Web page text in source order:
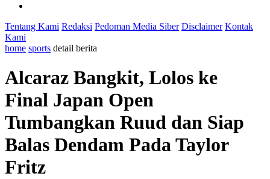
Tentang Kami Redaksi Pedoman Media Siber Disclaimer Kontak
Kami
home sports detail berita
Alcaraz Bangkit, Lolos ke
Final Japan Open
Tumbangkan Ruud dan Siap
Balas Dendam Pada Taylor
Fritz